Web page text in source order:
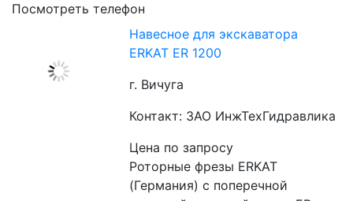
Посмотреть телефон
Навесное для экскаватора
ERKAT ER 1200
г. Вичуга
Контакт: ЗАО ИнжТехГидравлика
Цена по запросу
Роторные фрезы ERKAT
(Германия) c поперечной